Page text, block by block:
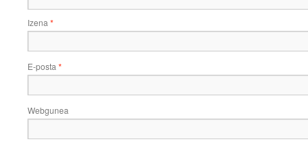
Izena *
E-posta *
Webgunea